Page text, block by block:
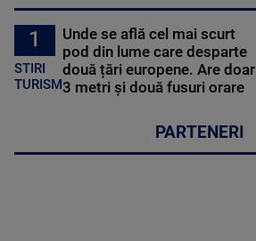
1
STIRI
TURISM
Unde se află cel mai scurt
pod din lume care desparte
două țări europene. Are doar
3 metri și două fusuri orare
PARTENERI